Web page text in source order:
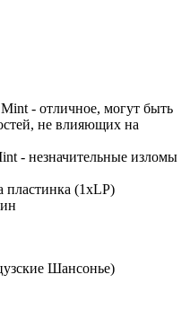
- отличное, могут быть
не влияющих на
- незначительные изломы
пластинка (1xLP)
Шансонье)